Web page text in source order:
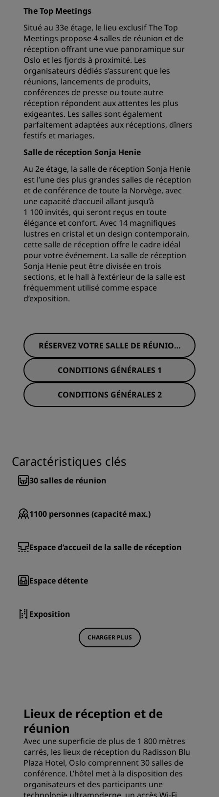
The Top Meetings
Situé au 33e étage, le lieu exclusif The Top
Meetings propose 4 salles de réunion et de
réception offrant une vue panoramique sur
Oslo et les fjords à proximité. Les
organisateurs dédiés s’assurent que les
réunions, lancements de produits,
conférences de presse ou toute autre
réception répondent aux attentes les plus
exigeantes. Les salles sont également
parfaitement adaptées aux réceptions, dîners
festifs et mariages.
Salle de réception Sonja Henie
Au 2e étage, la salle de réception Sonja Henie
est l’une des plus grandes salles de réception
et de conférence de toute la Norvège, avec
une capacité d’accueil allant jusqu’à
1 100 invités, qui seront reçus en toute
élégance et confort. Avec 14 magnifiques
lustres en cristal et un design contemporain,
cette salle de réception offre le cadre idéal
pour votre événement. La salle de réception
Sonja Henie peut être divisée en trois
sections, et le hall à l’extérieur de la salle est
fréquemment utilisé comme espace
d’exposition.
RÉSERVEZ VOTRE SALLE DE RÉUNION
DÈS MAINTENANT
CONDITIONS GÉNÉRALES 1
CONDITIONS GÉNÉRALES 2
Caractéristiques clés
30salles de réunion
1100 personnes (capacité max.)
Espace d’accueil de la salle de réception
Espace détente
Exposition
CHARGER PLUS
Lieux de réception et de
réunion
Avec une superficie de plus de 1 800 mètres
carrés, les lieux de réception du Radisson Blu
Plaza Hotel, Oslo comprennent 30 salles de
conférence. L’hôtel met à la disposition des
organisateurs et des participants une